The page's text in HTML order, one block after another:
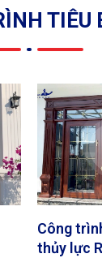
TIÊU
Công
thủy lực